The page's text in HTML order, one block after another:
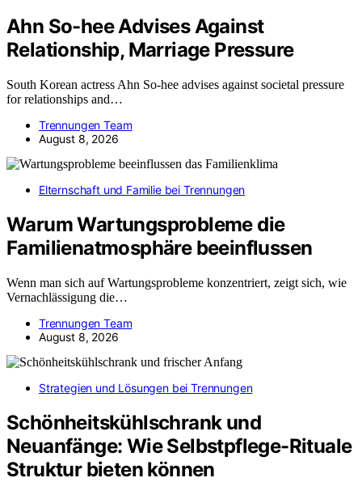
Ahn So-hee Advises Against
Relationship, Marriage Pressure
South Korean actress Ahn So-hee advises against societal pressure
for relationships and…
Trennungen Team
August 8, 2026
Elternschaft und Familie bei Trennungen
Warum Wartungsprobleme die
Familienatmosphäre beeinflussen
Wenn man sich auf Wartungsprobleme konzentriert, zeigt sich, wie
Vernachlässigung die…
Trennungen Team
August 8, 2026
Strategien und Lösungen bei Trennungen
Schönheitskühlschrank und
Neuanfänge: Wie Selbstpflege-Rituale
Struktur bieten können